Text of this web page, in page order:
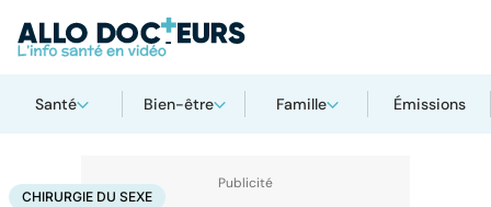
Santé Bien-être Famille Émissions
AccueilSantéMaladies Chirurgie du sexe
CHIRURGIE DU SEXE